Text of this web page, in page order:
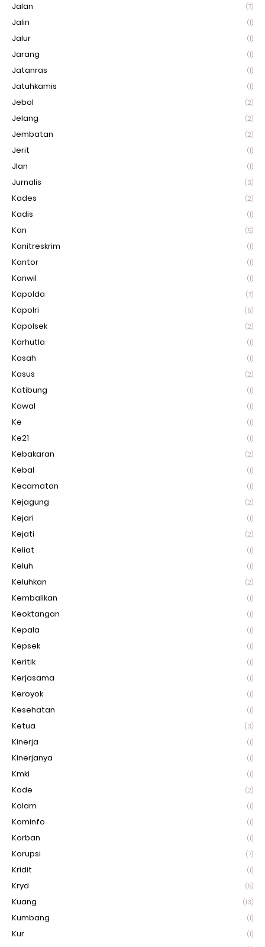
Jalan (7)
Jalin (1)
Jalur (1)
Jarang (1)
Jatanras (1)
Jatuhkamis (1)
Jebol (2)
Jelang (2)
Jembatan (2)
Jerit (1)
Jlan (1)
Jurnalis (3)
Kades (2)
Kadis (1)
Kan (5)
Kanitreskrim (1)
Kantor (1)
Kanwil (1)
Kapolda (7)
Kapolri (6)
Kapolsek (2)
Karhutla (1)
Kasah (1)
Kasus (2)
Katibung (1)
Kawal (1)
Ke (1)
Ke21 (1)
Kebakaran (2)
Kebal (1)
Kecamatan (1)
Kejagung (2)
Kejari (1)
Kejati (2)
Keliat (1)
Keluh (1)
Keluhkan (2)
Kembalikan (1)
Keoktangan (1)
Kepala (1)
Kepsek (1)
Keritik (1)
Kerjasama (1)
Keroyok (1)
Kesehatan (1)
Ketua (3)
Kinerja (1)
Kinerjanya (1)
Kmki (1)
Kode (2)
Kolam (1)
Kominfo (1)
Korban (1)
Korupsi (7)
Kridit (1)
Kryd (5)
Kuang (13)
Kumbang (1)
Kur (1)